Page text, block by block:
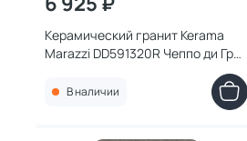
Керамический гранит Kerama
Marazzi DD591320R Чеппо ди Гре
обрезной 119,5x238,5x0,9
В наличии